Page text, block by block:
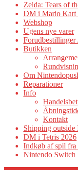
Zelda: Tears of
DM i Mario Kart
Webshop
Ugens nye varer
Forudbestillinger
Butikken
Om
Reparationer
Info
Kontakt
Shipping outside
DM i Tetris 2026
Indkøb af spil fra
Nintendo Switch